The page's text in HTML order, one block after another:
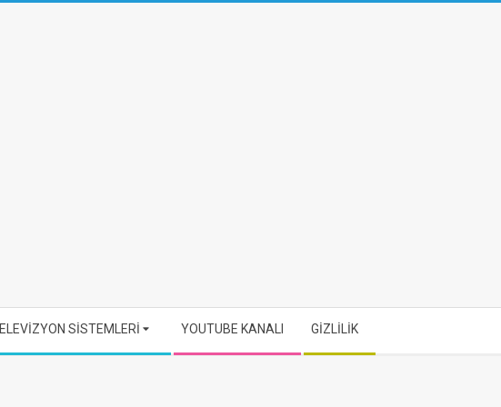
SİSTEMLERİ YOUTUBE KANALI GİZLİLİK